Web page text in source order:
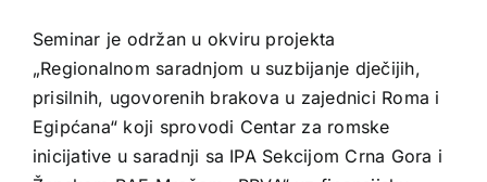
Seminar je održan u okviru projekta
„Regionalnom saradnjom u suzbijanje dječijih,
prisilnih, ugovorenih brakova u zajednici Roma i
Egipćana“ koji sprovodi Centar za romske
inicijative u saradnji sa IPA Sekcijom Crna Gora i